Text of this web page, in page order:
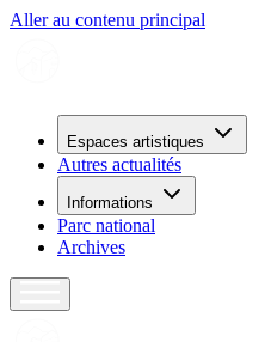
Aller au contenu principal
Espaces artistiques
Autres actualités
Informations
Parc national
Archives